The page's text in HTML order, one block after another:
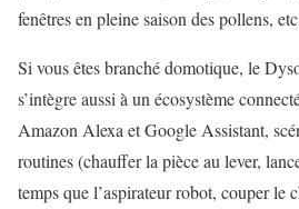
fenêtres en pleine saison des pollens,
Si vous êtes branché domotique, le
s’intègre aussi à un écosystème
Amazon Alexa et Google Assistant,
routines (chauffer la pièce au lever,
temps que l’aspirateur robot, couper le